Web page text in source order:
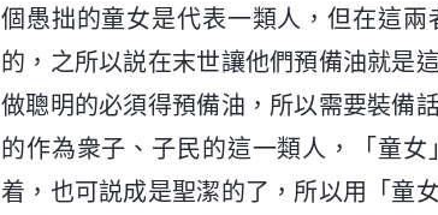
個愚拙的童女是代表一類人，但在這
的，之所以説在末世讓他們預備油就是
做聰明的必須得預備油，所以需要裝備
的作為衆子、子民的這一類人，「童
着，也可説成是聖潔的了，所以用「童